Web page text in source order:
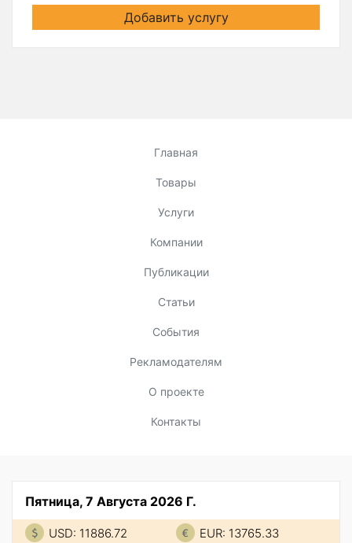
Добавить услугу
Главная
Товары
Услуги
Компании
Публикации
Статьи
События
Рекламодателям
О проекте
Контакты
Пятница, 7 Августа 2026 Г.
USD: 11886.72 EUR: 13765.33